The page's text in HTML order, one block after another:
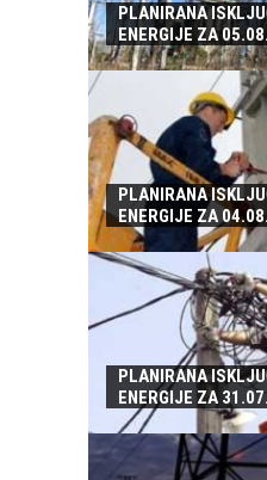
PLANIRANA
ENERGIJE ZA
PLANIRANA
ENERGIJE ZA
PLANIRANA
ENERGIJE ZA